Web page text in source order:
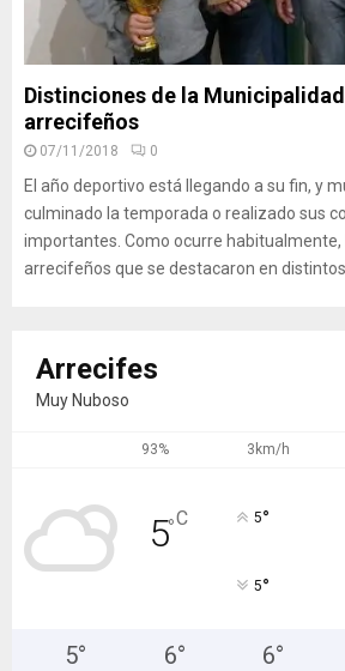
Distinciones de la
arrecifeños
07/11/2018 0
El año deportivo está llegando a su fin, y
culminado la temporada o realizado sus
importantes. Como ocurre
arrecifeños que se destacaron en distintos
Arrecifes
Muy Nuboso
93% 3km/h
5°C 5°
5°
5° 6° 6°